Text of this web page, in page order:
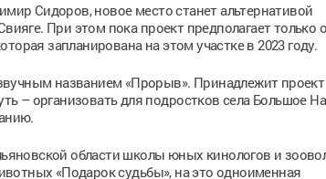
Сидоров, новое место станет альтернативой
При этом пока проект предполагает только
запланирована на этом участке в 2023 году.
названием «Прорыв». Принадлежит
– организовать для подростков села Большое
области школы юных кинологов и
«Подарок судьбы», на это одноименная